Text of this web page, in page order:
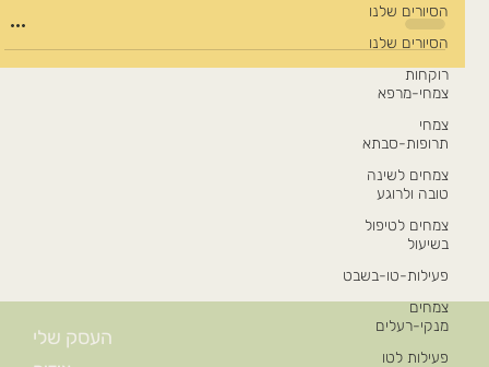
הסיורים שלנו
הסיורים שלנו
רוקחות
צמחי-מרפא
צמחי
תרופות-סבתא
צמחים לשינה
טובה ולרוגע
צמחים לטיפול
בשיעול
פעילות-טו-בשבט
צמחים
מנקי-רעלים
פעילות לטו
העסק שלי